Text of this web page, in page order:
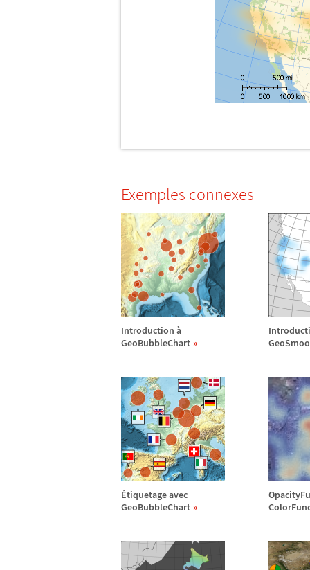
Exemples connexes
Introduction à
GeoBubbleChart
Étiquetage avec
GeoBubbleChart